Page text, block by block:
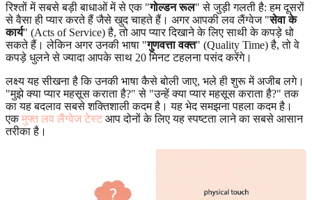
रिश्तों में सबसे बड़ी बाधाओं में से एक "गोल्डन रूल" से जुड़ी गलती है: हम दूसरों
से वैसा ही प्यार करते हैं जैसे खुद चाहते हैं। अगर आपकी लव लैंग्वेज "सेवा के
कार्य" (Acts of Service) है, तो आप प्यार दिखाने के लिए साथी के कपड़े धो
सकते हैं। लेकिन अगर उनकी भाषा "गुणवत्ता वक्त" (Quality Time) है, तो वे
कपड़े धुलने से ज्यादा आपके साथ 20 मिनट टहलना पसंद करेंगे।
लक्ष्य यह सीखना है कि उनकी भाषा कैसे बोली जाए, भले ही शुरू में अजीब लगे।
"मुझे क्या प्यार महसूस कराता है?" से "उन्हें क्या प्यार महसूस कराता है?" तक
का यह बदलाव सबसे शक्तिशाली कदम है। यह भेद समझना पहला कदम है।
एकमुफ्त लव लैंग्वेज टेस्ट आप दोनों के लिए यह स्पष्टता लाने का सबसे आसान
तरीका है।